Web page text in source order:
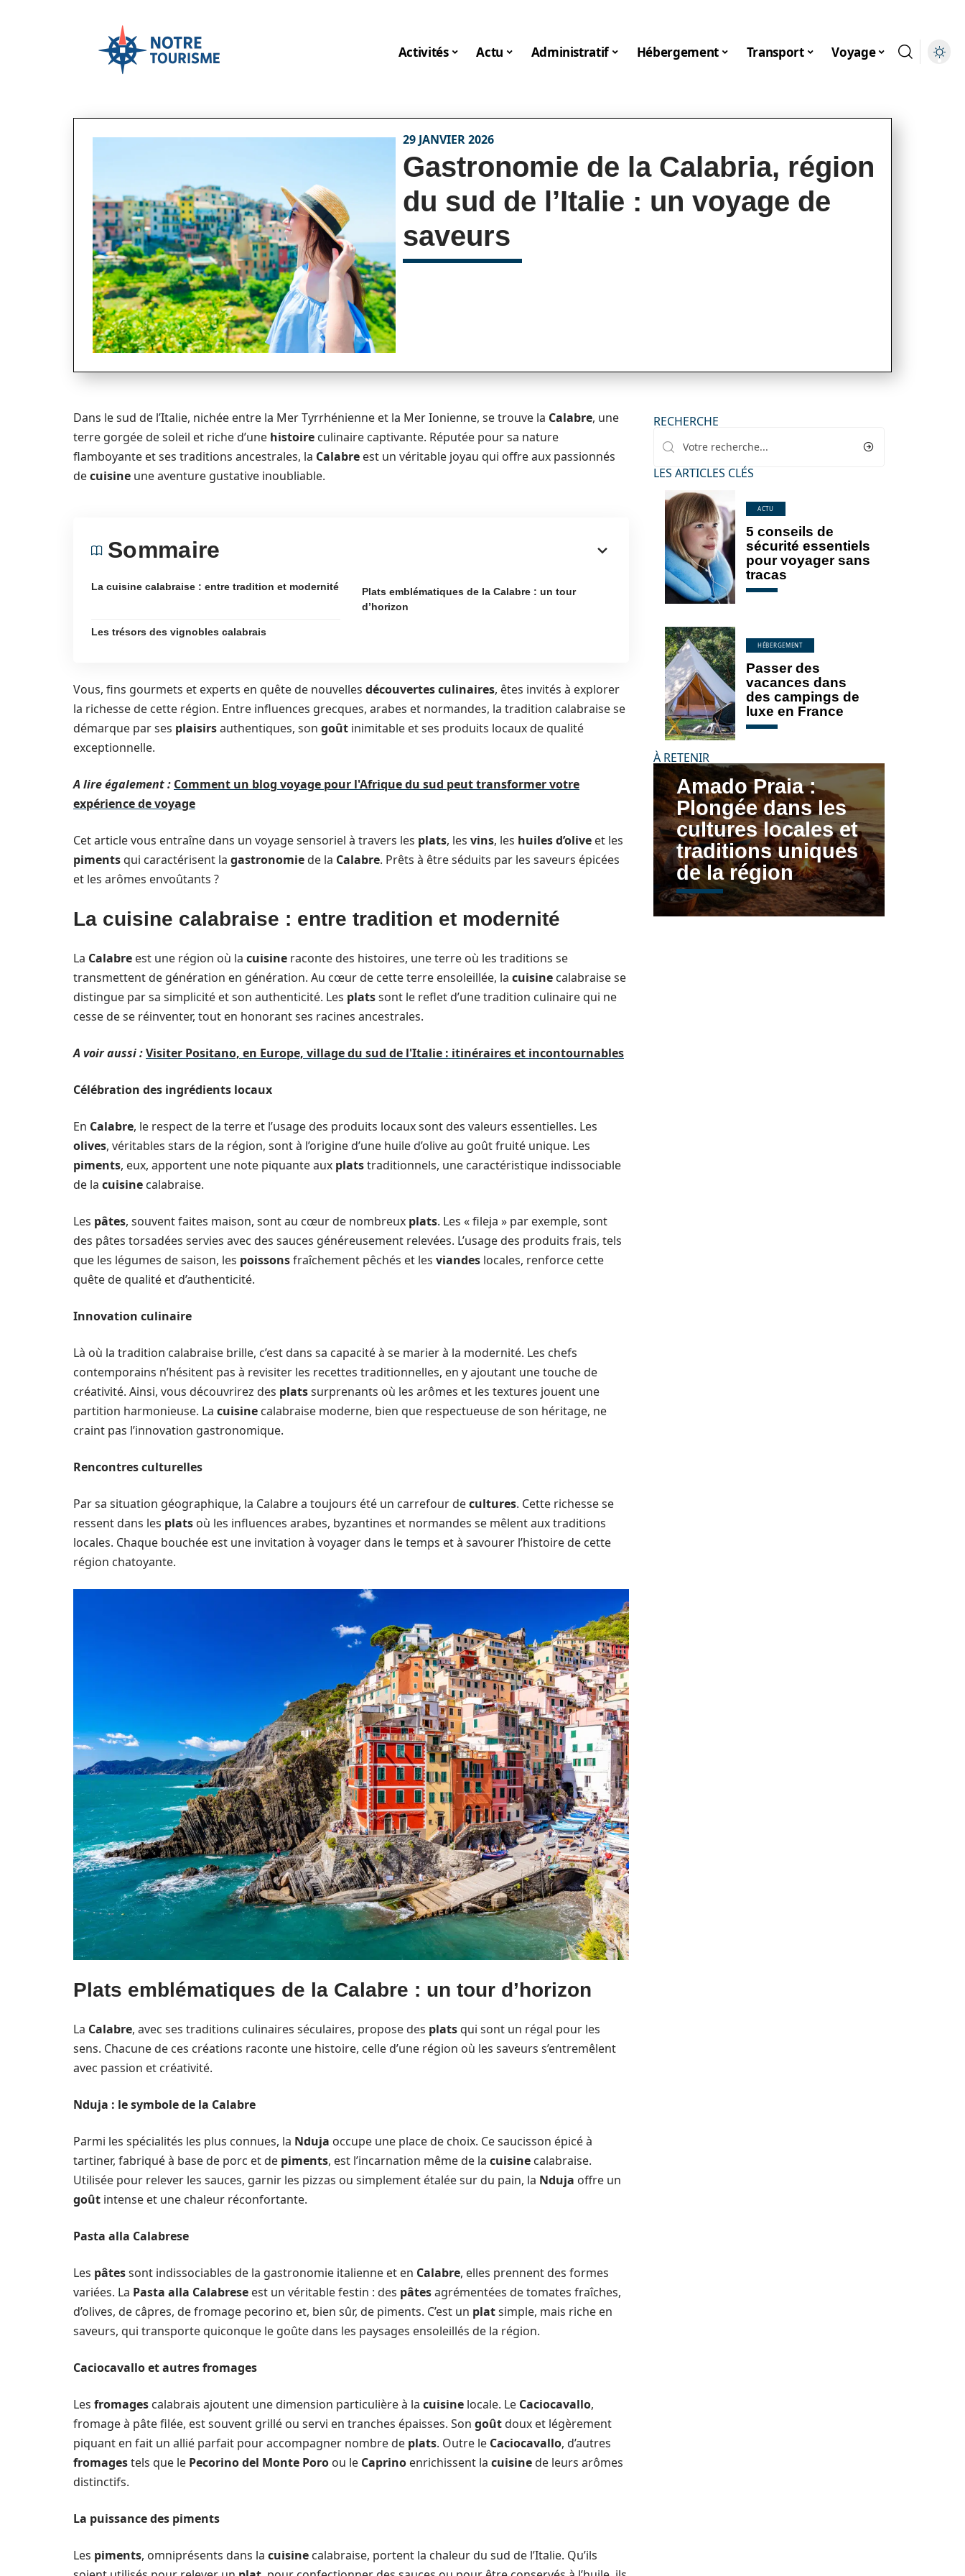
Activités Actu Administratif Hébergement Transport Voyage
29 JANVIER 2026
Gastronomie de la Calabria, région
du sud de l’Italie : un voyage de
saveurs
Dans le sud de l’Italie, nichée entre la Mer Tyrrhénienne et la Mer Ionienne, se trouve la Calabre, une
terre gorgée de soleil et riche d’une histoire culinaire captivante. Réputée pour sa nature
flamboyante et ses traditions ancestrales, la Calabre est un véritable joyau qui offre aux passionnés
decuisine une aventure gustative inoubliable.
Sommaire
La cuisine calabraise : entre tradition et modernité
Plats emblématiques de la Calabre : un tour
d’horizon
Les trésors des vignobles calabrais
Vous, fins gourmets et experts en quête de nouvelles découvertes culinaires, êtes invités à explorer
la richesse de cette région. Entre influences grecques, arabes et normandes, la tradition calabraise se
démarque par ses plaisirsauthentiques, son goût inimitable et ses produits locaux de qualité
exceptionnelle.
A lire également : Comment un blog voyage pour l'Afrique du sud peut transformer votre
expérience de voyage
Cet article vous entraîne dans un voyage sensoriel à travers les plats, les vins, les huiles d’olive et les
pimentsqui caractérisent la gastronomiede la Calabre. Prêts à être séduits par les saveurs épicées
et les arômes envoûtants ?
La cuisine calabraise : entre tradition et modernité
La Calabre est une région où la cuisine raconte des histoires, une terre où les traditions se
transmettent de génération en génération. Au cœur de cette terre ensoleillée, la cuisine calabraise se
distingue par sa simplicité et son authenticité. Les platssont le reflet d’une tradition culinaire qui ne
cesse de se réinventer, tout en honorant ses racines ancestrales.
A voir aussi :Visiter Positano, en Europe, village du sud de l'Italie : itinéraires et incontournables
Célébration des ingrédients locaux
En Calabre, le respect de la terre et l’usage des produits locaux sont des valeurs essentielles. Les
olives, véritables stars de la région, sont à l’origine d’une huile d’olive au goût fruité unique. Les
piments, eux, apportent une note piquante aux platstraditionnels, une caractéristique indissociable
de la cuisine calabraise.
Les pâtes, souvent faites maison, sont au cœur de nombreux plats. Les « fileja » par exemple, sont
des pâtes torsadées servies avec des sauces généreusement relevées. L’usage des produits frais, tels
que les légumes de saison, les poissonsfraîchement pêchés et les viandes locales, renforce cette
quête de qualité et d’authenticité.
Innovation culinaire
Là où la tradition calabraise brille, c’est dans sa capacité à se marier à la modernité. Les chefs
contemporains n’hésitent pas à revisiter les recettes traditionnelles, en y ajoutant une touche de
créativité. Ainsi, vous découvrirez des platssurprenants où les arômes et les textures jouent une
partition harmonieuse. La cuisine calabraise moderne, bien que respectueuse de son héritage, ne
craint pas l’innovation gastronomique.
Rencontres culturelles
Par sa situation géographique, la Calabre a toujours été un carrefour decultures. Cette richesse se
ressent dans les plats où les influences arabes, byzantines et normandes se mêlent aux traditions
locales. Chaque bouchée est une invitation à voyager dans le temps et à savourer l’histoire de cette
région chatoyante.
Plats emblématiques de la Calabre : un tour d’horizon
La Calabre, avec ses traditions culinaires séculaires, propose des platsqui sont un régal pour les
sens. Chacune de ces créations raconte une histoire, celle d’une région où les saveurs s’entremêlent
avec passion et créativité.
Nduja : le symbole de la Calabre
Parmi les spécialités les plus connues, la Nduja occupe une place de choix. Ce saucisson épicé à
tartiner, fabriqué à base de porc et de piments, est l’incarnation même de la cuisine calabraise.
Utilisée pour relever les sauces, garnir les pizzas ou simplement étalée sur du pain, la Nduja offre un
goût intense et une chaleur réconfortante.
Pasta alla Calabrese
Les pâtessont indissociables de la gastronomie italienne et en Calabre, elles prennent des formes
variées. La Pasta alla Calabrese est un véritable festin : des pâtesagrémentées de tomates fraîches,
d’olives, de câpres, de fromage pecorino et, bien sûr, de piments. C’est un platsimple, mais riche en
saveurs, qui transporte quiconque le goûte dans les paysages ensoleillés de la région.
Caciocavallo et autres fromages
Les fromages calabrais ajoutent une dimension particulière à la cuisine locale. Le Caciocavallo,
fromage à pâte filée, est souvent grillé ou servi en tranches épaisses. Son goûtdoux et légèrement
piquant en fait un allié parfait pour accompagner nombre de plats. Outre le Caciocavallo, d’autres
fromagestels que le Pecorino del Monte Poro ou le Caprino enrichissent la cuisinede leurs arômes
distinctifs.
La puissance des piments
Les piments, omniprésents dans la cuisine calabraise, portent la chaleur du sud de l’Italie. Qu’ils
RECHERCHE
LES ARTICLES CLÉS
ACTU
5 conseils de
sécurité essentiels
pour voyager sans
tracas
HÉBERGEMENT
Passer des
vacances dans
des campings de
luxe en France
À RETENIR
Amado Praia :
Plongée dans les
cultures locales et
traditions uniques
de la région